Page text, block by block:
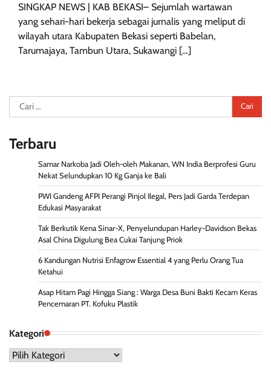
SINGKAP NEWS | KAB BEKASI– Sejumlah wartawan
yang sehari-hari bekerja sebagai jurnalis yang meliput di
wilayah utara Kabupaten Bekasi seperti Babelan,
Tarumajaya, Tambun Utara, Sukawangi […]
Cari
untuk:
Terbaru
Samar Narkoba Jadi Oleh-oleh Makanan, WN India Berprofesi Guru
Nekat Selundupkan 10 Kg Ganja ke Bali
PWI Gandeng AFPI Perangi Pinjol Ilegal, Pers Jadi Garda Terdepan
Edukasi Masyarakat
Tak Berkutik Kena Sinar-X, Penyelundupan Harley-Davidson Bekas
Asal China Digulung Bea Cukai Tanjung Priok
6 Kandungan Nutrisi Enfagrow Essential 4 yang Perlu Orang Tua
Ketahui
Asap Hitam Pagi Hingga Siang : Warga Desa Buni Bakti Kecam Keras
Pencemaran PT. Kofuku Plastik
Kategori
Kategori